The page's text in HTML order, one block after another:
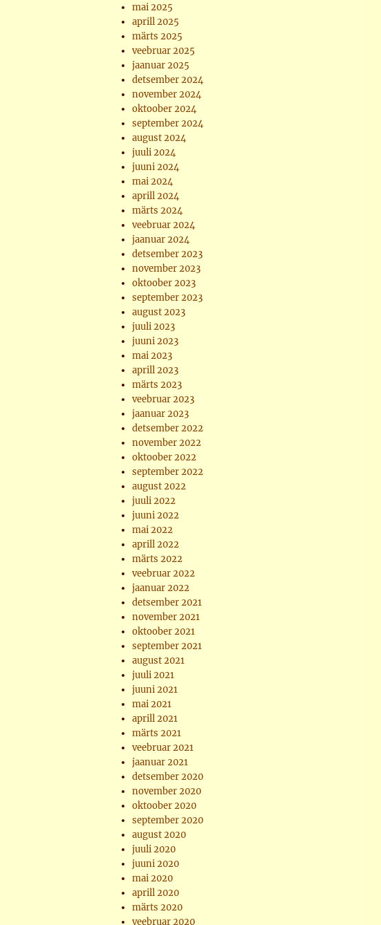
mai 2025
aprill 2025
märts 2025
veebruar 2025
jaanuar 2025
detsember 2024
november 2024
oktoober 2024
september 2024
august 2024
juuli 2024
juuni 2024
mai 2024
aprill 2024
märts 2024
veebruar 2024
jaanuar 2024
detsember 2023
november 2023
oktoober 2023
september 2023
august 2023
juuli 2023
juuni 2023
mai 2023
aprill 2023
märts 2023
veebruar 2023
jaanuar 2023
detsember 2022
november 2022
oktoober 2022
september 2022
august 2022
juuli 2022
juuni 2022
mai 2022
aprill 2022
märts 2022
veebruar 2022
jaanuar 2022
detsember 2021
november 2021
oktoober 2021
september 2021
august 2021
juuli 2021
juuni 2021
mai 2021
aprill 2021
märts 2021
veebruar 2021
jaanuar 2021
detsember 2020
november 2020
oktoober 2020
september 2020
august 2020
juuli 2020
juuni 2020
mai 2020
aprill 2020
märts 2020
veebruar 2020